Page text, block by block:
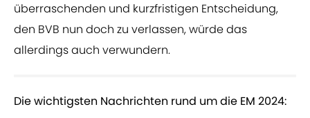
überraschenden und kurzfristigen Entscheidung,
den BVB nun doch zu verlassen, würde das
allerdings auch verwundern.
Die wichtigsten Nachrichten rund um die EM 2024: